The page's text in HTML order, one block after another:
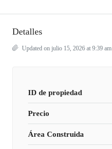
Detalles
Updated on julio 15, 2026 at 9:39 am
ID de propiedad
Precio
Área Construida